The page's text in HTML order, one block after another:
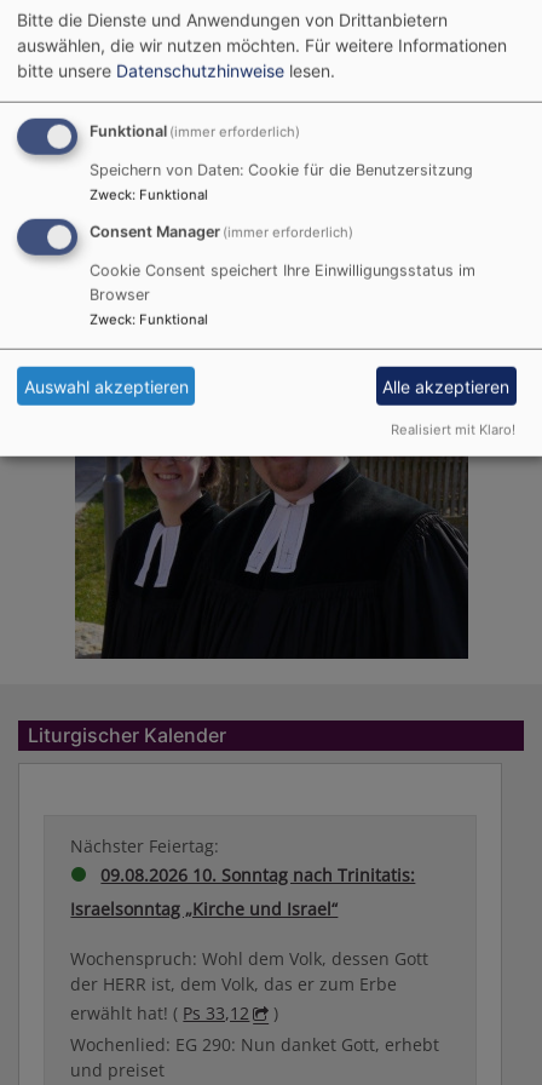
Bildrechte Pfarramt Lehengütingen
Wir hören voneinander...
Ihr Pfarrersehepaar Sichert
Liturgischer Kalender
Nächster Feiertag:
09.08.2026 10. Sonntag nach Trinitatis:
Israelsonntag „Kirche und Israel“
Wochenspruch: Wohl dem Volk, dessen Gott
der HERR ist, dem Volk, das er zum Erbe
erwählt hat! ( Ps 33,12
)
Wochenlied: EG 290: Nun danket Gott, erhebt
und preiset
Bitte die Dienste und Anwendungen von Drittanbietern
auswählen, die wir nutzen möchten. Für weitere Informationen
bitte unsere Datenschutzhinweise lesen.
Funktional (immer erforderlich)
Speichern von Daten: Cookie für die Benutzersitzung
Zweck: Funktional
Consent Manager (immer erforderlich)
Cookie Consent speichert Ihre Einwilligungsstatus im
Browser
Zweck: Funktional
Auswahl akzeptieren Alle akzeptieren
Realisiert mit Klaro!